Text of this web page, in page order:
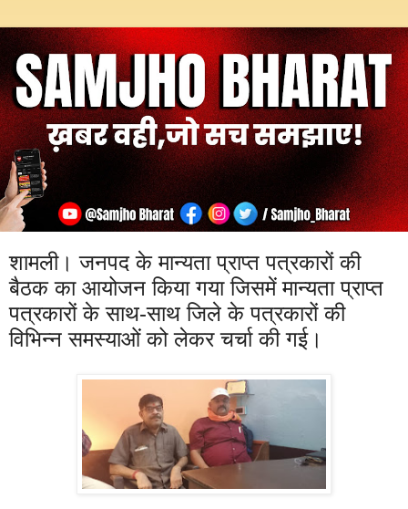
शामली। जनपद के मान्यता प्राप्त पत्रकारों की
बैठक का आयोजन किया गया जिसमें मान्यता प्राप्त
पत्रकारों के साथ-साथ जिले के पत्रकारों की
विभिन्न समस्याओं को लेकर चर्चा की गई।